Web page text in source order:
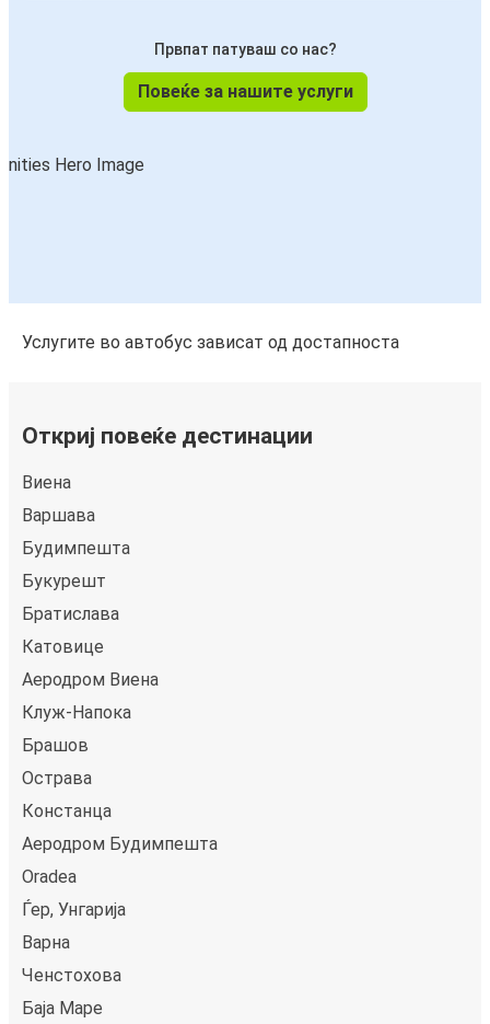
Првпат патуваш со нас?
Повеќе за нашите услуги
Услугите во автобус зависат од достапноста
Откриј повеќе дестинации
Виена
Варшава
Будимпешта
Букурешт
Братислава
Катовице
Аеродром Виена
Клуж-Напока
Брашов
Острава
Констанца
Аеродром Будимпешта
Oradea
Ѓер, Унгарија
Варна
Ченстохова
Баја Маре